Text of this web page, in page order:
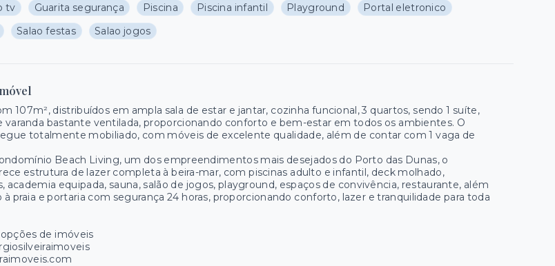
tv
Guarita segurança Piscina Piscina infantil Playground
Portal eletronico
Salao festas Salao jogos
107m², distribuídos em ampla sala de estar e jantar, cozinha funcional, 3 quartos, sendo 1 suíte,
varanda bastante ventilada, proporcionando conforto e bem-estar em todos os ambientes. O
totalmente mobiliado, com móveis de excelente qualidade, além de contar com 1 vaga de
Beach Living, um dos empreendimentos mais desejados do Porto das Dunas, o
estrutura de lazer completa à beira-mar, com piscinas adulto e infantil, deck molhado,
academia equipada, sauna, salão de jogos, playground, espaços de convivência, restaurante, além
à praia e portaria com segurança 24 horas, proporcionando conforto, lazer e tranquilidade para toda
de imóveis